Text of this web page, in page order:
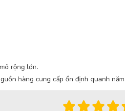
rộng lớn.
hàng cung cấp ổn định quanh năm.